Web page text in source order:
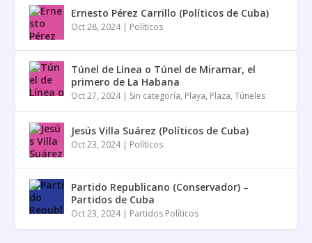
Ernesto Pérez Carrillo (Políticos de Cuba)
Oct 28, 2024| Políticos
Túnel de Línea o Túnel de Miramar, el
primero de La Habana
Oct 27, 2024| Sin categoría, Playa, Plaza,Túneles
Jesús Villa Suárez (Políticos de Cuba)
Oct 23, 2024| Políticos
Partido Republicano (Conservador) –
Partidos de Cuba
Oct 23, 2024| Partidos Políticos